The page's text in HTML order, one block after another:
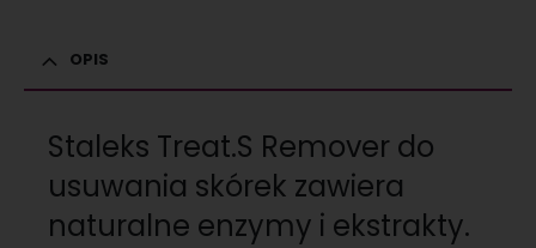
OPIS
Staleks Treat.S Remover do
usuwania skórek zawiera
naturalne enzymy i ekstrakty.